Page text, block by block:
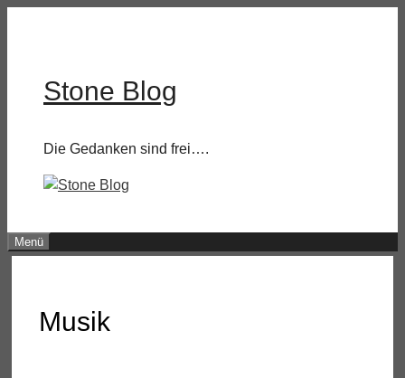
Stone Blog
Die Gedanken sind frei….
Menü
Musik